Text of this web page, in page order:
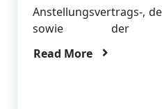
Anstellungsvertrags-,
sowie der
Read More